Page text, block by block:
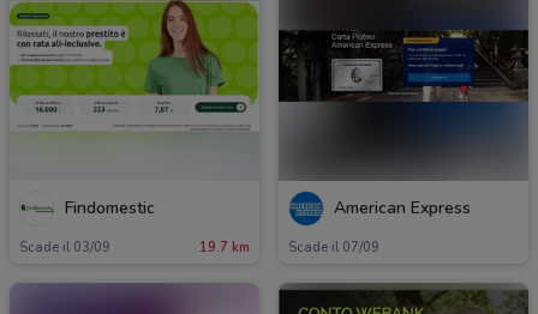
Findomestic
Scade il 03/09 19.7 km
American Express
Scade il 07/09